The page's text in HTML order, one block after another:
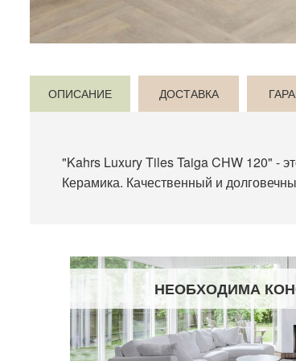
ОПИСАНИЕ ДОСТАВКА
"Kahrs Luxury Tiles Taiga CHW 120" -
Керамика. Качественный и
НЕОБХОДИМА